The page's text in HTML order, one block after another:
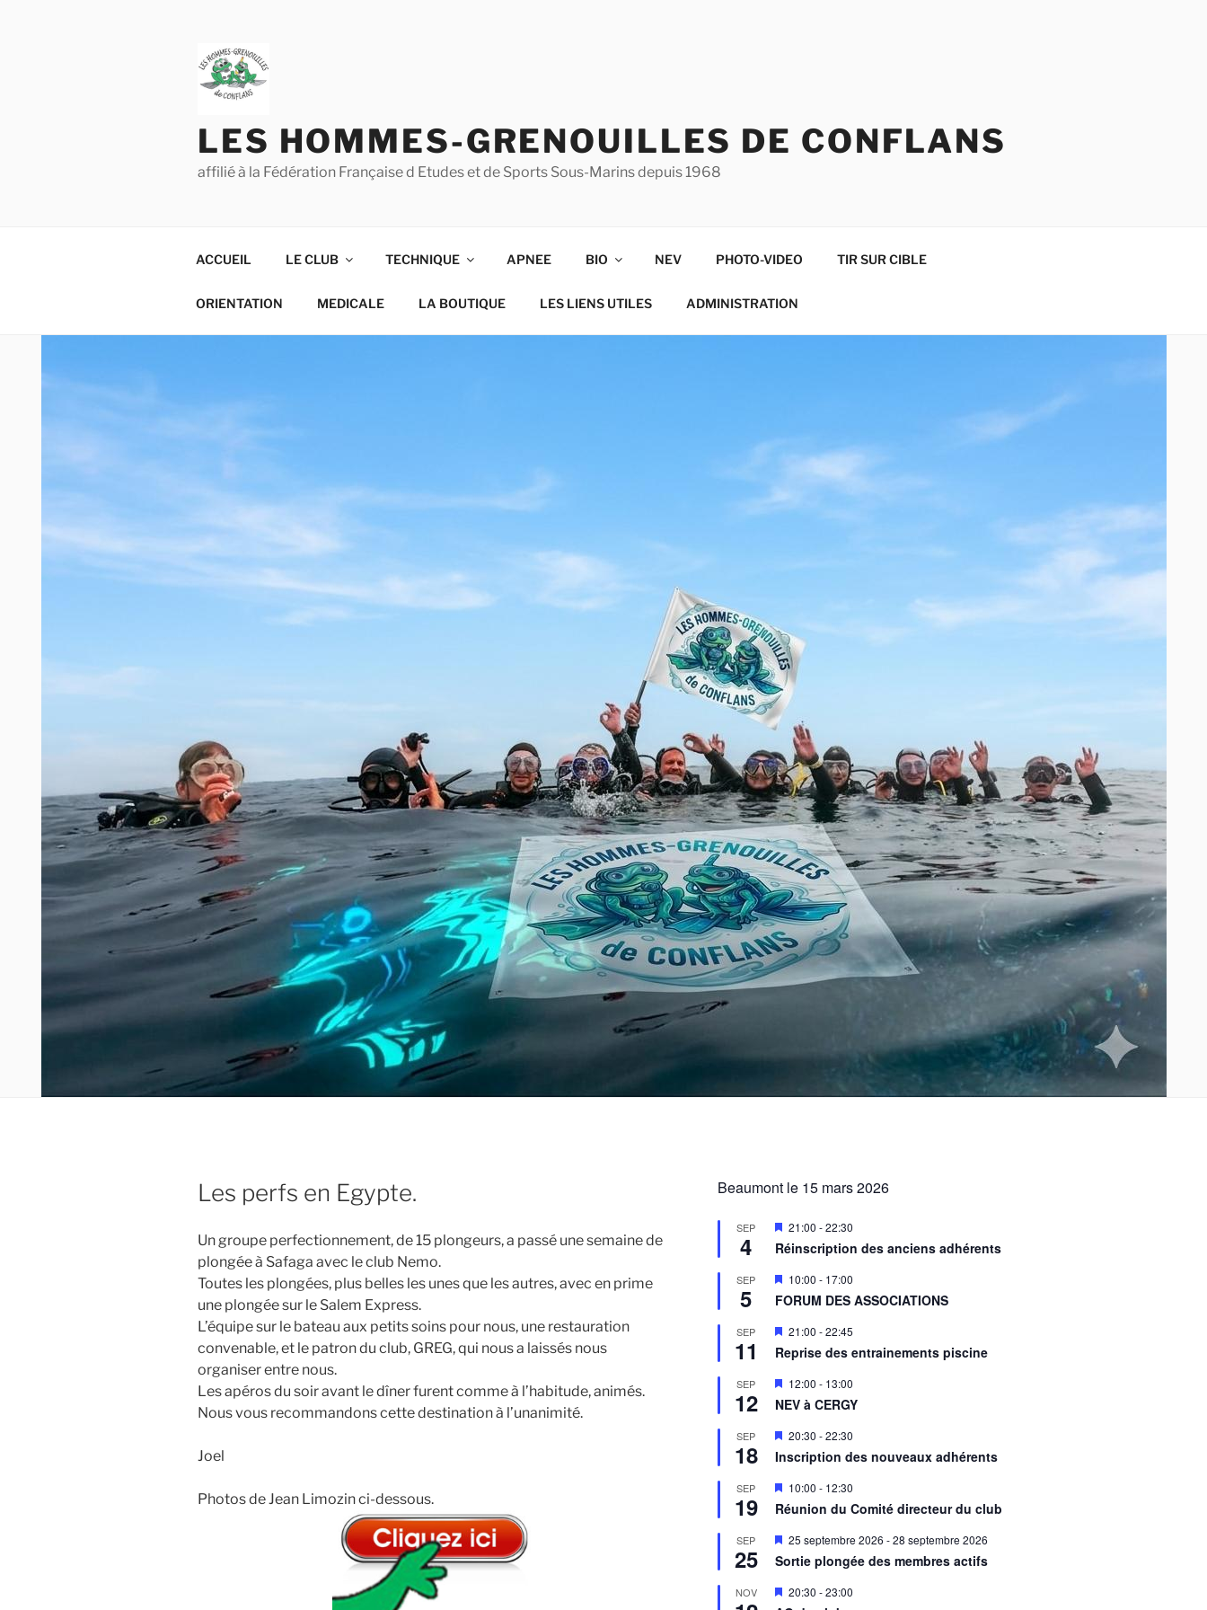
LES HOMMES-GRENOUILLES DE CONFLANS
affilié à la Fédération Française d Etudes et de Sports Sous-Marins depuis 1968
ACCUEIL LE CLUB TECHNIQUE APNEE BIO NEV PHOTO-VIDEO TIR SUR CIBLE
ORIENTATION MEDICALE LA BOUTIQUE LES LIENS UTILES ADMINISTRATION
Les perfs en Egypte.
Un groupe perfectionnement, de 15 plongeurs, a passé une semaine de
plongée à Safaga avec le club Nemo.
Toutes les plongées, plus belles les unes que les autres, avec en prime
une plongée sur le Salem Express.
L’équipe sur le bateau aux petits soins pour nous, une restauration
convenable, et le patron du club, GREG, qui nous a laissés nous
organiser entre nous.
Les apéros du soir avant le dîner furent comme à l’habitude, animés.
Nous vous recommandons cette destination à l’unanimité.
Joel
Photos de Jean Limozin ci-dessous.
Beaumont le 15 mars 2026
SEP
4
M
i
s
n
a
a
n
t
21:00 -22:30
Réinscription des anciens adhérents
SEP
5
M
i
s
n
a
v
a
n
t
10:00 - 17:00
FORUM DES ASSOCIATIONS
SEP
11
M
s
n
a
a
n
t
21:00 -22:45
Reprise des entrainements piscine
SEP
12
M
i
s
n
a
a
n
t
12:00 - 13:00
NEV à CERGY
SEP
18
M
s
n
a
a
n
t
20:30 -22:30
Inscription des nouveaux adhérents
SEP
19
M
i
s
n
a
a
n
10:00 - 12:30
Réunion du Comité directeur du club
SEP
25
M
s
n
25 septembre 2026 -28 septembre 2026
Sortie plongée des membres actifs
NOV
M
i
20:30 -23:00